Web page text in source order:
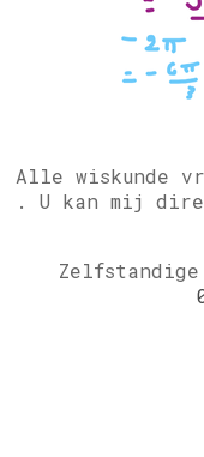
Alle wiskunde
. U kan mij
Zelfstandige